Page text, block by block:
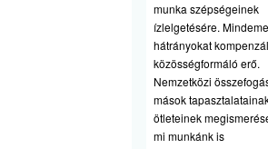
munka szépségeinek
ízlelgetésére.
hátrányokat
közösségformáló erő.
Nemzetközi
mások
ötleteinek
mi munkánk is